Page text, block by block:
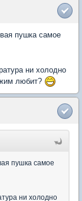
пушка самое
ни холодно
любит?
пушка самое
ни холодно